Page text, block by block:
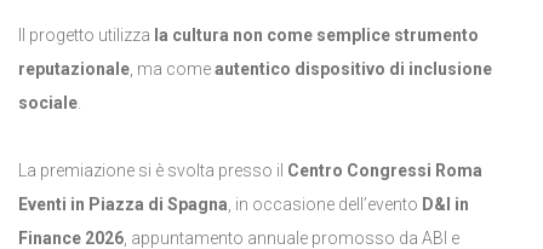
Il progetto utilizza la cultura non come semplice strumento
reputazionale , ma comeautentico dispositivo di inclusione
sociale
La premiazione si è svolta presso il Centro Congressi Roma
Eventi in Piazza di Spagna , in occasione dell’evento D&I in
Finance 2026 , appuntamento annuale promosso da ABI e